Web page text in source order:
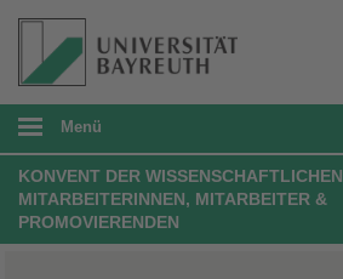
Menü
KONVENT DER WISSENSCHAFTLICHEN
MITARBEITERINNEN, MITARBEITER &
PROMOVIERENDEN